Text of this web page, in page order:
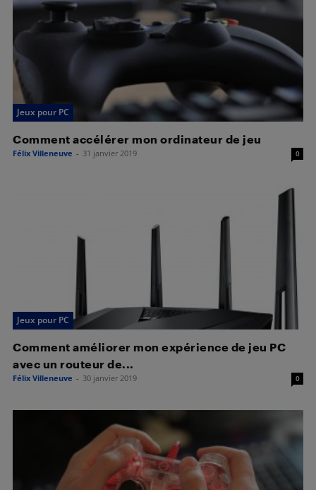
Jeux pour PC
Comment accélérer mon ordinateur de jeu
Félix Villeneuve - 31 janvier 2019 0
Jeux pour PC
Comment améliorer mon expérience de jeu PC
avec un routeur de...
Félix Villeneuve - 30 janvier 2019 0